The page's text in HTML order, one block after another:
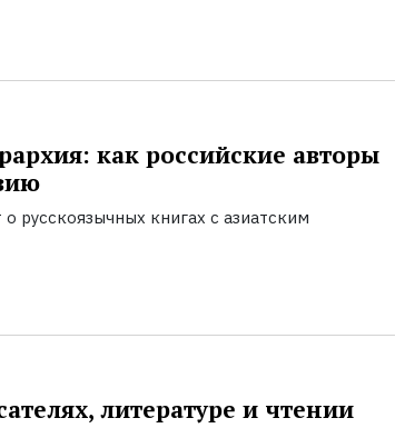
как российские авторы
русскоязычных книгах с азиатским
литературе и чтении